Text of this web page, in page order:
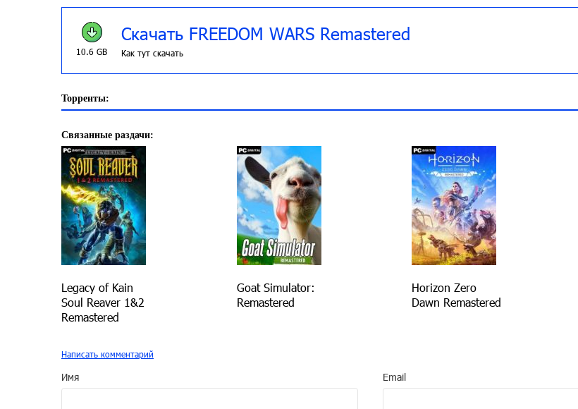
10.6 GB
Скачать FREEDOM WARS Remastered
Как тут скачать
Торренты:
Связанные раздачи:
Legacy of Kain
Soul Reaver 1&2
Remastered
Goat Simulator:
Remastered
Horizon Zero
Dawn Remastered
Написать комментарий
Имя Email